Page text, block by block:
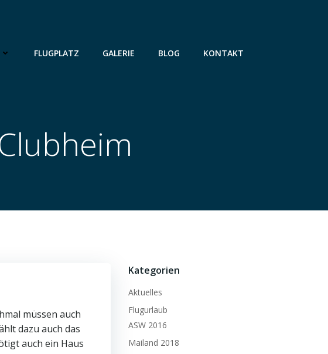
FLUGPLATZ GALERIE BLOG KONTAKT
müssen auch
dazu auch das
auch ein Haus
Kategorien
Aktuelles
Flugurlaub
ASW 2016
Mailand 2018